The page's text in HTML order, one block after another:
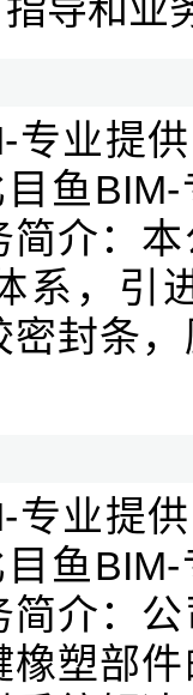
导和业
专业提
鱼
简介：
系，引
密封条
专业提
鱼
简介：
橡塑部